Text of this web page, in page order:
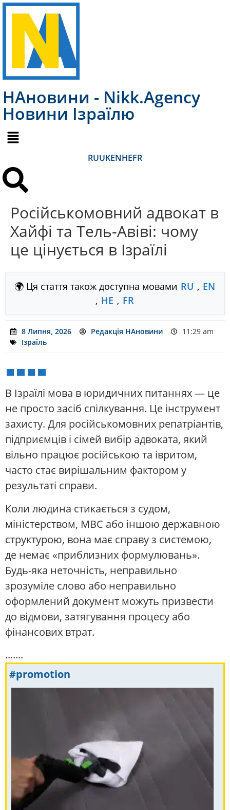
НАновини - Nikk.Agency
Новини Ізраїлю
RUUKENHEFR
Російськомовний адвокат в
Хайфі та Тель-Авіві: чому
це цінується в Ізраїлі
🌍 Ця стаття також доступна мовами RU , EN
, HE , FR
8 Липня, 2026 Редакція НАновини
11:29 am
Ізраїль
В Ізраїлі мова в юридичних питаннях — це
не просто засіб спілкування. Це інструмент
захисту. Для російськомовних репатріантів,
підприємців і сімей вибір адвоката, який
вільно працює російською та івритом,
часто стає вирішальним фактором у
результаті справи.
Коли людина стикається з судом,
міністерством, МВС або іншою державною
структурою, вона має справу з системою,
де немає «приблизних формулювань».
Будь-яка неточність, неправильно
зрозуміле слово або неправильно
оформлений документ можуть призвести
до відмови, затягування процесу або
фінансових втрат.
.......
#promotion